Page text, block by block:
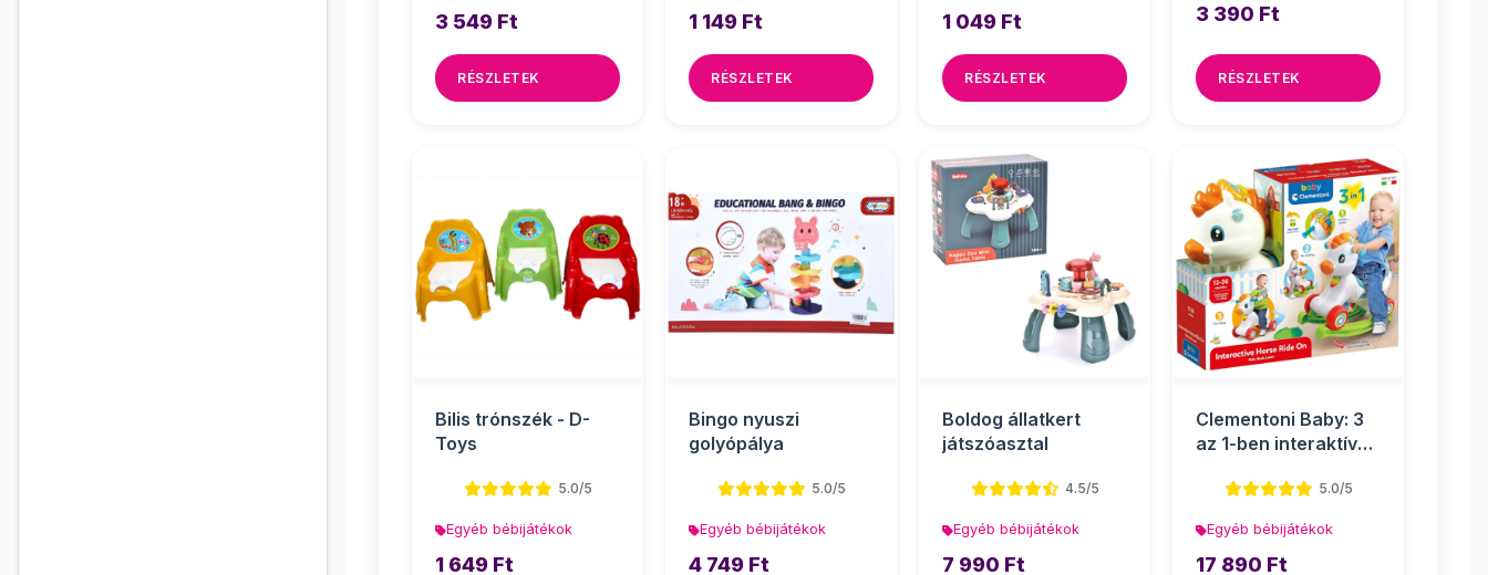
3 549 Ft
RÉSZLETEK
1 149 Ft
RÉSZLETEK
1 049 Ft
RÉSZLETEK
3 390 Ft
RÉSZLETEK
Bilis trónszék - D-
Toys
5.0/5
Egyéb bébijátékok
1 649 Ft
Bingo nyuszi
golyópálya
5.0/5
Egyéb bébijátékok
4 749 Ft
Boldog állatkert
játszóasztal
4.5/5
Egyéb bébijátékok
7 990 Ft
Clementoni Baby: 3
az 1-ben interaktív
5.0/5
Egyéb bébijátékok
17 890 Ft